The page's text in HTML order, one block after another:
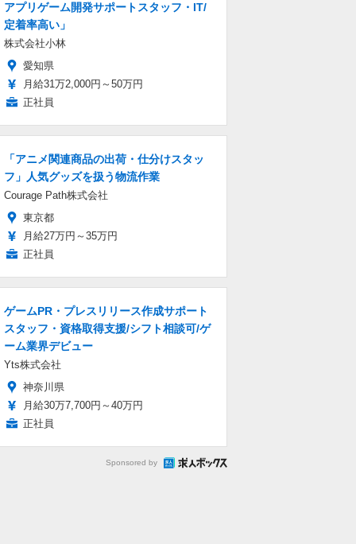
アプリゲーム開発サポートスタッフ・IT/
定着率高い」
株式会社小林
愛知県
月給31万2,000円～50万円
正社員
「アニメ関連商品の出荷・仕分けスタッ
フ」人気グッズを扱う物流作業
Courage Path株式会社
東京都
月給27万円～35万円
正社員
ゲームPR・プレスリリース作成サポート
スタッフ・資格取得支援/シフト相談可/ゲ
ーム業界デビュー
Yts株式会社
神奈川県
月給30万7,700円～40万円
正社員
Sponsored by